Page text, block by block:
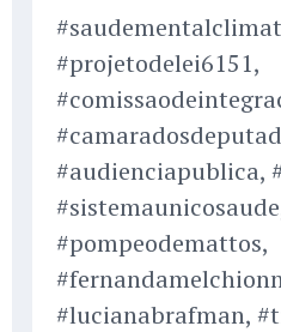
#projetodelei6151,
#audienciapublica,
#pompeodemattos,
#lucianabrafman,